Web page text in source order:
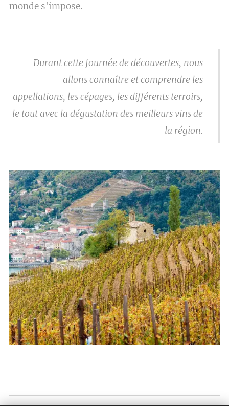
monde s'impose.
Durant cette journée de découvertes, nous
allons connaître et comprendre les
appellations, les cépages, les différents terroirs,
le tout avec la dégustation des meilleurs vins de
la région.